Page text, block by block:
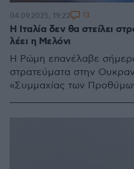
Η Ιταλία δεν θα στείλει
λέει η Μελόνι
Η Ρώμη επανέλαβε
στρατεύματα στην
«Συμμαχίας των
04.09.2025, 19:22 13